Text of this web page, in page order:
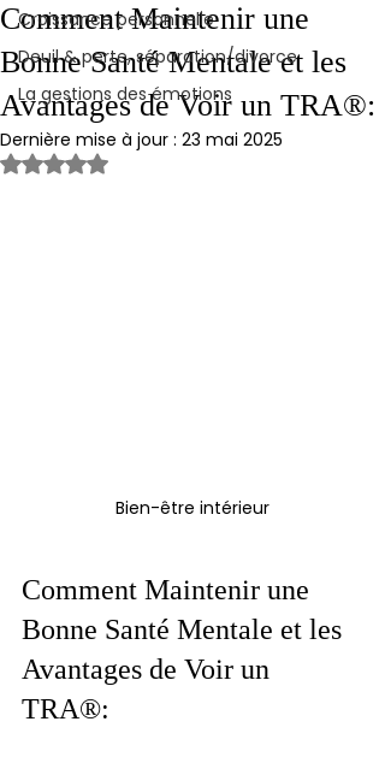
Croissance personnelle
Deuil & perte, séparation/divorce
La gestions des émotions
Comment Maintenir une
Bonne Santé Mentale et les
Avantages de Voir un TRA®:
Dernière mise à jour : 23 mai 2025
Noté NaN étoiles sur 5.
Bien-être intérieur
Comment Maintenir une
Bonne Santé Mentale et les
Avantages de Voir un
TRA®: